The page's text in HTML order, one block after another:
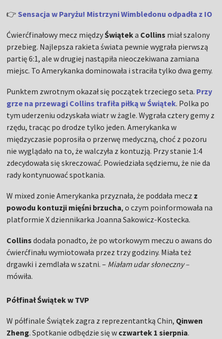
👉 Sensacja w Paryżu! Mistrzyni Wimbledonu odpadła z IO
Ćwierćfinałowy mecz międzyŚwiąteka Collins miał szalony
przebieg. Najlepsza rakieta świata pewnie wygrała pierwszą
partię 6:1, ale w drugiej nastąpiła nieoczekiwana zamiana
miejsc. To Amerykanka dominowała i straciła tylko dwa gemy.
Punktem zwrotnym okazał się początek trzeciego seta. Przy
grze na przewagi Collins trafiła piłką w Świątek. Polka po
tym uderzeniu odzyskała wiatr w żagle. Wygrała cztery gemy z
rzędu, tracąc po drodze tylko jeden. Amerykanka w
międzyczasie poprosiła o przerwę medyczną, choć z pozoru
nie wyglądało na to, że walczyła z kontuzją. Przy stanie 1:4
zdecydowała się skreczować. Powiedziała sędziemu, że nie da
rady kontynuować spotkania.
W mixed zonie Amerykanka przyznała, że poddała mecz z
powodu kontuzji mięśni brzucha, o czym poinformowała na
platformie X dziennikarka Joanna Sakowicz-Kostecka.
Collins dodała ponadto, że po wtorkowym meczu o awans do
ćwierćfinału wymiotowała przez trzy godziny. Miała też
drgawki i zemdlała w szatni. – Miałam udar słoneczny –
mówiła.
Półfinał Świątek w TVP
W półfinale Świątek zagra z reprezentantką Chin, Qinwen
Zheng. Spotkanie odbędzie się w czwartek 1 sierpnia.